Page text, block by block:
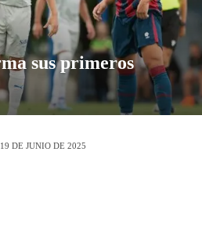
sus primeros
19 DE JUNIO DE 2025